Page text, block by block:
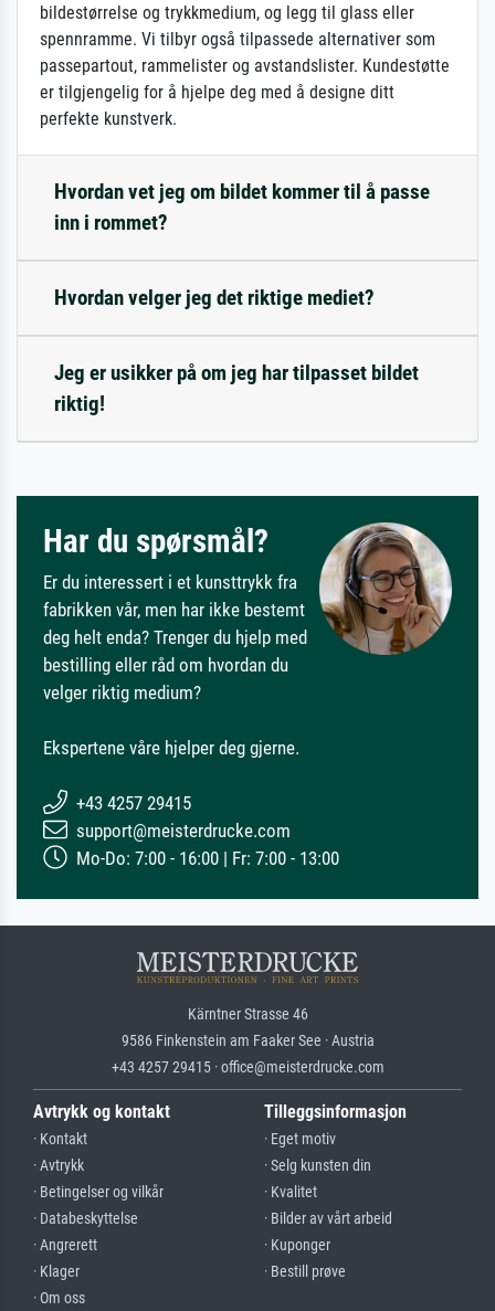
bildestørrelse og trykkmedium, og legg til glass eller
spennramme. Vi tilbyr også tilpassede alternativer som
passepartout, rammelister og avstandslister. Kundestøtte
er tilgjengelig for å hjelpe deg med å designe ditt
perfekte kunstverk.
Hvordan vet jeg om bildet kommer til å passe
inn i rommet?
Hvordan velger jeg det riktige mediet?
Jeg er usikker på om jeg har tilpasset bildet
riktig!
Har du spørsmål?
Er du interessert i et kunsttrykk fra
fabrikken vår, men har ikke bestemt
deg helt enda? Trenger du hjelp med
bestilling eller råd om hvordan du
velger riktig medium?
Ekspertene våre hjelper deg gjerne.
+43 4257 29415
support@meisterdrucke.com
Mo-Do: 7:00 - 16:00 | Fr: 7:00 - 13:00
Kärntner Strasse 46
9586 Finkenstein am Faaker See · Austria
+43 4257 29415 · office@meisterdrucke.com
Avtrykk og kontakt
· Kontakt
· Avtrykk
· Betingelser og vilkår
· Databeskyttelse
· Angrerett
· Klager
· Om oss
Tilleggsinformasjon
· Eget motiv
· Selg kunsten din
· Kvalitet
· Bilder av vårt arbeid
· Kuponger
· Bestill prøve